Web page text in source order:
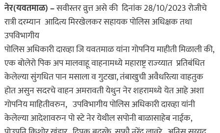
नेर(यवतमाळ) –सवीस्तर व्रुत्त असे की दिनांक 28/10/2023 रोजीचे
रात्री दरम्यान आदित्य मिरखेलकर सहायक पोलिस अधिक्षक तथा
उपविभागीय
पोलिस अधिकारी दारव्हा जि यवतमाळ यांना गोपनिय माहीती मिळाली की,
एक बोलेरो पिक अप मालवाहू वाहनामध्ये महाराष्ट्र राज्य्यात प्रतिबंधित
केलेल्या सुंगधित पान मसाला व गुटखा, तंबाखुची अवैधरित्या वाहतुक
होत असुन सदरचे वाहन अमरावती येथुन नेर शहरामध्ये येत आहे अशा
गोपनिय माहितीवरुन, उपविभागीय पोलिस अधिकारी दारव्हा यांनी
केलेल्या आदेशावरुन पो स्टे नेर येथील सपोनी बाळासाहेब नाईक,